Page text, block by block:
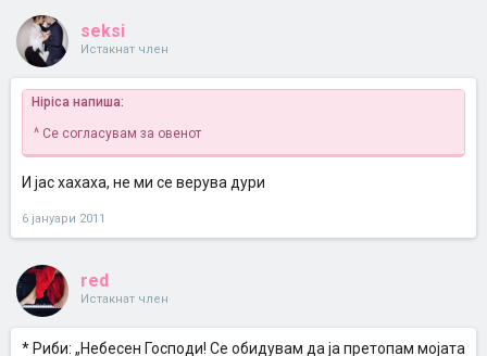
seksi
Истакнат член
Hipica напиша:
^ Се согласувам за овенот
И јас хахаха, не ми се верува дури
6 јануари 2011
red
Истакнат член
* Риби: „Небесен Господи! Се обидувам да ја претопам мојата